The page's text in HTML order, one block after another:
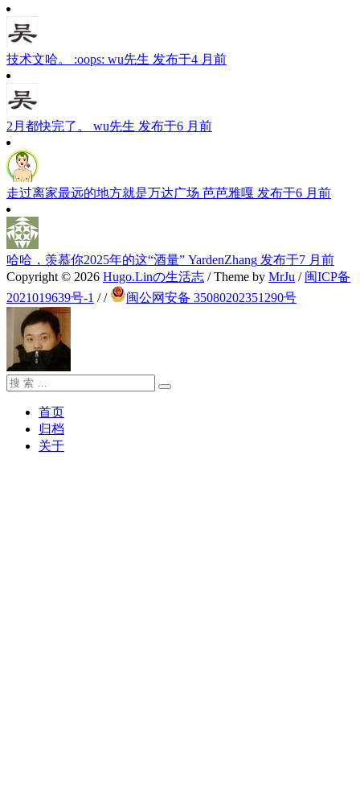
技术文哈。 :oops: wu先生 发布于4 月前
2月都快完了。 wu先生 发布于6 月前
走过离家最远的地方就是万达广场 芭芭雅嘎 发布于6 月前
哈哈，羡慕你2025年的这“酒量” YardenZhang 发布于7 月前
Copyright © 2026 Hugo.Linの生活志 / Theme by MrJu / 闽ICP备
2021019639号-1 // 闽公网安备 35080202351290号
搜
搜
首页
归档
关于